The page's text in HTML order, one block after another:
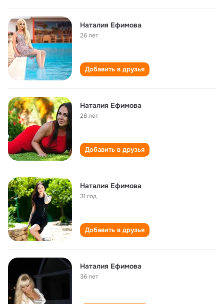
Наталия Ефимова
26 лет
Добавить в друзья
Наталия Ефимова
28 лет
Добавить в друзья
Наталия Ефимова
31 год
Добавить в друзья
Наталия Ефимова
36 лет